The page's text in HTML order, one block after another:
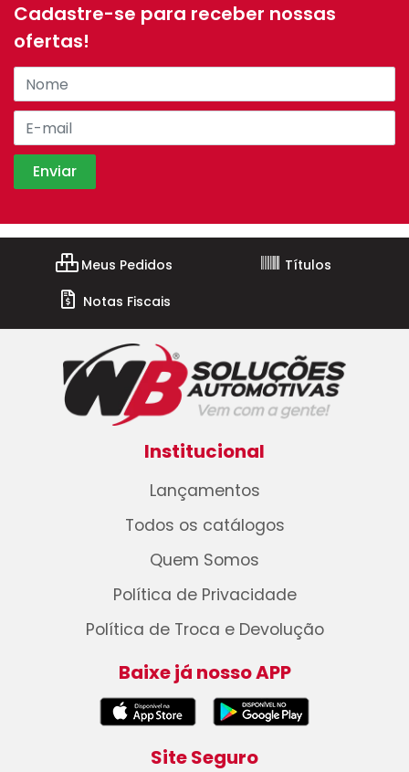
Cadastre-se para receber nossas
ofertas!
Meus Pedidos
Títulos
Notas Fiscais
Institucional
Lançamentos
Todos os catálogos
Quem Somos
Política de Privacidade
Política de Troca e Devolução
Baixe já nosso APP
Site Seguro